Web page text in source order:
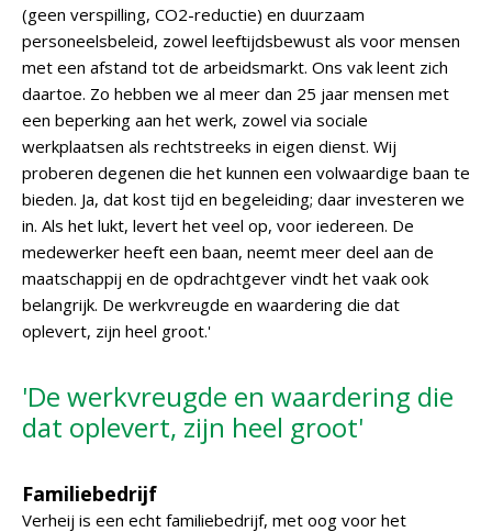
(geen verspilling, CO2-reductie) en duurzaam
personeelsbeleid, zowel leeftijdsbewust als voor mensen
met een afstand tot de arbeidsmarkt. Ons vak leent zich
daartoe. Zo hebben we al meer dan 25 jaar mensen met
een beperking aan het werk, zowel via sociale
werkplaatsen als rechtstreeks in eigen dienst. Wij
proberen degenen die het kunnen een volwaardige baan te
bieden. Ja, dat kost tijd en begeleiding; daar investeren we
in. Als het lukt, levert het veel op, voor iedereen. De
medewerker heeft een baan, neemt meer deel aan de
maatschappij en de opdrachtgever vindt het vaak ook
belangrijk. De werkvreugde en waardering die dat
oplevert, zijn heel groot.'
'De werkvreugde en waardering die
dat oplevert, zijn heel groot'
Familiebedrijf
Verheij is een echt familiebedrijf, met oog voor het